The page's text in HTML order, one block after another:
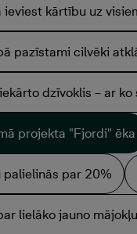
ieviest kārtību uz
pazīstami cilvēki
dzīvoklis – ar ko
projekta "Fjordi" ēka
palielinās par 20%
lielāko jauno